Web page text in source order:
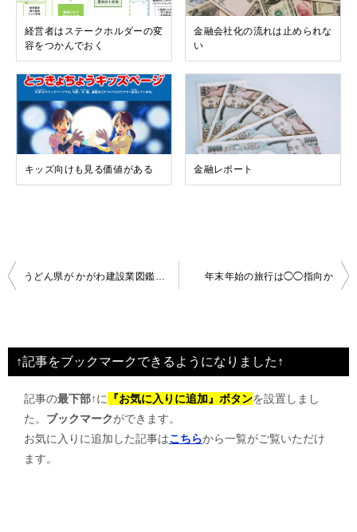
経営者はステークホルダーの変
容をつかんでおく
金融会社化の流れは止められな
い
キッズ向けも見る価値がある 金融レポート
投
ビ
ゲ
年末年始の旅行は◯◯指向か
↑記事をブックマークできるようになりました↑
記事の最下部↑に 『お気に入りに追加』ボタンを設置しまし
た。 ブックマークができます。
お気に入りに追加した記事はこちらから一覧がご覧いただけ
ます。